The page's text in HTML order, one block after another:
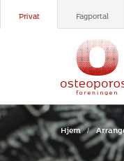
Privat Fagportal
Hjem /